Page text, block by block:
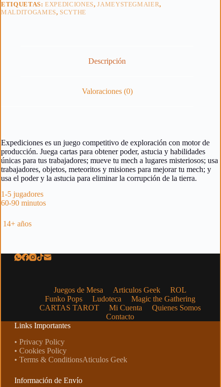
ETIQUETAS:EXPEDICIONES,JAMEYSTEGMAIER,
MALDITOGAMES, SCYTHE
Descripción
Valoraciones (0)
Expediciones es un juego competitivo de exploración con motor de
producción. Juega cartas para obtener poder, astucia y habilidades
únicas para tus trabajadores; mueve tu mech a lugares misteriosos; usa
trabajadores, objetos, meteoritos y misiones para mejorar tu mech; y
usa el poder y la astucia para eliminar la corrupción de la tierra.
1-5 jugadores
60-90 minutos
14+ años
Juegos de Mesa Articulos Geek
ROL
Funko Pops
Ludoteca
Magic the Gathering
CARTAS TAROT
Mi Cuenta
Quienes Somos
Contacto
Links Importantes
• Privacy Policy
• Cookies Policy
• Terms & ConditionsAticulos Geek
Información de Envío